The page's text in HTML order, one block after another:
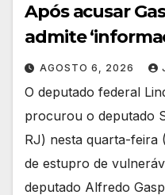
Após acusar
admite
AGOSTO 6, 2026
O deputado federal
procurou o deputado
RJ) nesta quarta-feira
de estupro de
deputado Alfredo